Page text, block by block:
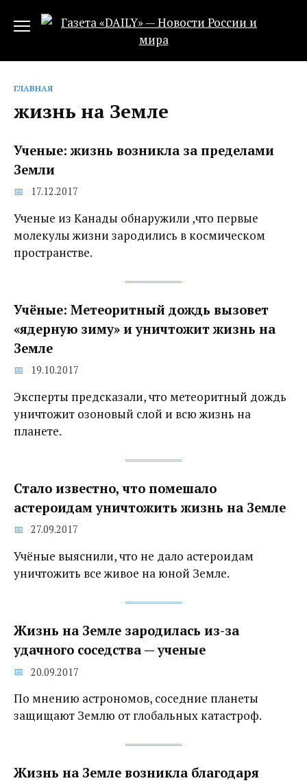
ГЛАВНАЯ
жизнь на Земле
Ученые: жизнь возникла за пределами
Земли
17.12.2017
Ученые из Канады обнаружили ,что первые
молекулы жизни зародились в космическом
пространстве.
Учёные: Метеоритный дождь вызовет
«ядерную зиму» и уничтожит жизнь на
Земле
19.10.2017
Эксперты предсказали, что метеоритный дождь
уничтожит озоновый слой и всю жизнь на
планете.
Стало известно, что помешало
астероидам уничтожить жизнь на Земле
27.09.2017
Учёные выяснили, что не дало астероидам
уничтожить все живое на юной Земле.
Жизнь на Земле зародилась из-за
удачного соседства‍ — ученые
20.09.2017
По мнению астрономов, соседние планеты
защищают Землю от глобальных катастроф.
Жизнь на Земле возникла благодаря